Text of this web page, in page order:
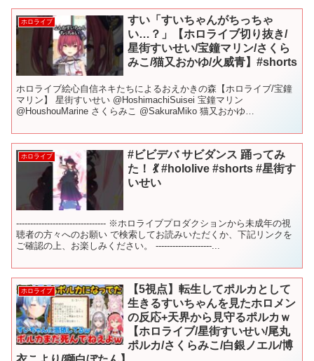
ホロライブ
すい「すいちゃんがちっちゃ
い…？」【ホロライブ切り抜き/
星街すいせい/宝鐘マリン/さくら
みこ/猫又おかゆ/火威青】#shorts
ホロライブ絵心自信ネキたちによるおえかきの森【ホロライブ/宝鐘
マリン】 星街すいせい @HoshimachiSuisei 宝鐘マリン
@HoushouMarine さくらみこ @SakuraMiko 猫又おかゆ
ホロライブ
#ビビデバ サビダンス 踊ってみ
た！ 💃 #hololive #shorts #星街す
いせい
-------------------------------- ※ホロライブプロダクションから未成年の視
聴者の方々へのお願い で検索してお読みいただくか、下記リンクを
ご確認の上、お楽しみください。 --------------------...
ホロライブ
【5視点】転生してポルカとして
生きるすいちゃんを見たホロメン
の反応+天界から見守るポルカｗ
【ホロライブ/星街すいせい/尾丸
ポルカ/さくらみこ/白銀ノエル/博